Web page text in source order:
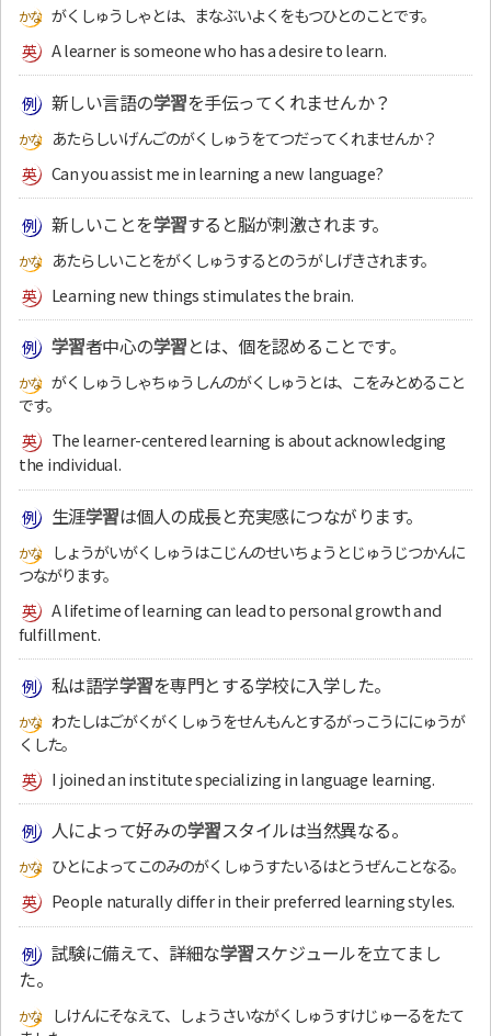
がくしゅうしゃとは、まなぶいよくをもつひとのことです。
A learner is someone who has a desire to learn.
新しい言語の学習を手伝ってくれませんか？
あたらしいげんごのがくしゅうをてつだってくれませんか？
Can you assist me in learning a new language?
新しいことを学習すると脳が刺激されます。
あたらしいことをがくしゅうするとのうがしげきされます。
Learning new things stimulates the brain.
学習者中心の学習とは、個を認めることです。
がくしゅうしゃちゅうしんのがくしゅうとは、こをみとめること
です。
The learner-centered learning is about acknowledging
the individual.
生涯学習は個人の成長と充実感につながります。
しょうがいがくしゅうはこじんのせいちょうとじゅうじつかんに
つながります。
A lifetime of learning can lead to personal growth and
fulfillment.
私は語学学習を専門とする学校に入学した。
わたしはごがくがくしゅうをせんもんとするがっこうににゅうが
くした。
I joined an institute specializing in language learning.
人によって好みの学習スタイルは当然異なる。
ひとによってこのみのがくしゅうすたいるはとうぜんことなる。
People naturally differ in their preferred learning styles.
試験に備えて、詳細な学習スケジュールを立てまし
た。
しけんにそなえて、しょうさいながくしゅうすけじゅーるをたて